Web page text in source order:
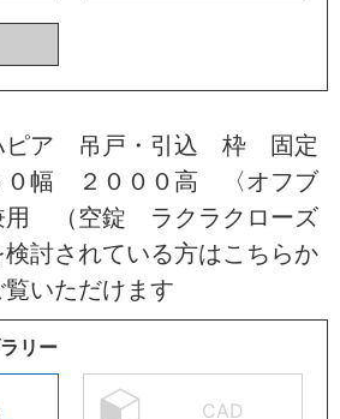
ピア 吊戸・引込 枠 固定
幅 ２０００高 〈オフブ
用 （空錠 ラクラクローズ
討されている方はこちらか
いただけます
リー
CAD